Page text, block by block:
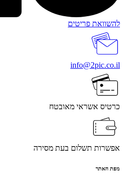
להשוואת פריטים
info@2pic.co.il
כרטיס אשראי מאובטח
אפשרות תשלום בעת מסירה
מפת האתר